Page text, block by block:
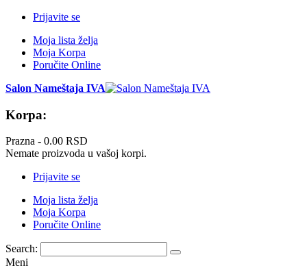
Prijavite se
Moja lista želja
Moja Korpa
Poručite Online
Salon Nameštaja IVA
Korpa:
Prazna - 0.00 RSD
Nemate proizvoda u vašoj korpi.
Prijavite se
Moja lista želja
Moja Korpa
Poručite Online
Search:
Meni